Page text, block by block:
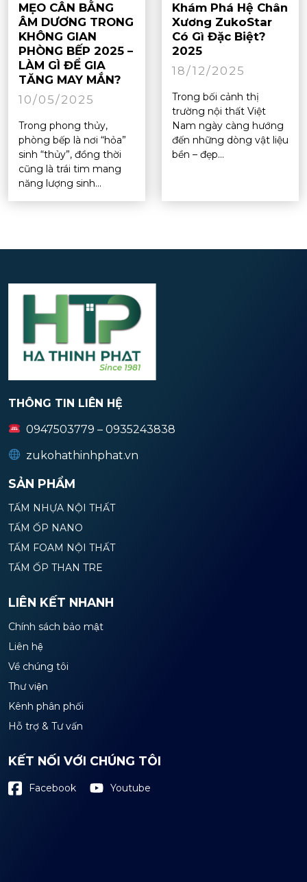
MẸO CÂN BẰNG
ÂM DƯƠNG TRONG
KHÔNG GIAN
PHÒNG BẾP 2025 –
LÀM GÌ ĐỂ GIA
TĂNG MAY MẮN?
10/05/2025
Trong phong thủy,
phòng bếp là nơi “hỏa”
sinh “thủy”, đồng thời
cũng là trái tim mang
năng lượng sinh...
Khám Phá Hệ Chân
Xương ZukoStar
Có Gì Đặc Biệt?
2025
18/12/2025
Trong bối cảnh thị
trường nội thất Việt
Nam ngày càng hướng
đến những dòng vật liệu
bền – đẹp...
THÔNG TIN LIÊN HỆ
0947503779 – 0935243838
zukohathinhphat.vn
SẢN PHẨM
TẤM NHỰA NỘI THẤT
TẤM ỐP NANO
TẤM FOAM NỘI THẤT
TẤM ỐP THAN TRE
LIÊN KẾT NHANH
Chính sách bảo mật
Liên hệ
Về chúng tôi
Thư viện
Kênh phân phối
Hỗ trợ & Tư vấn
KẾT NỐI VỚI CHÚNG TÔI
Facebook Youtube